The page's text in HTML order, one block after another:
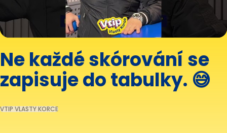
Ne každé skórování se
zapisuje do tabulky. 😅
VTIP VLASTY KORCE